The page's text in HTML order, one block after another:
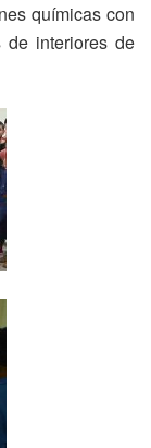
químicas con
de interiores de